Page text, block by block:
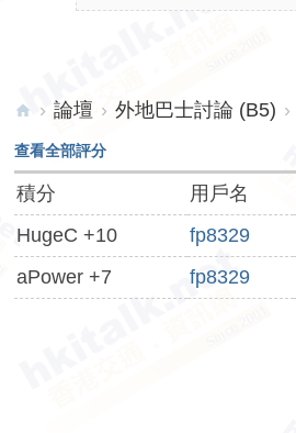
hk
ita
lk.
ne
t
香
› 論壇 › 外地巴士討論 (B5) ›
查看全部評分
積分 用戶名
HugeC +10
fp8329
aPower +7
fp8329